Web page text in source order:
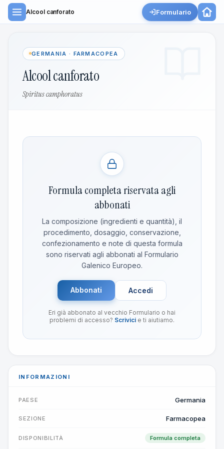
Alcool canforato Formulario
GERMANIA · FARMACOPEA
Alcool canforato
Spiritus camphoratus
Formula completa riservata agli
abbonati
La composizione (ingredienti e quantità), il
procedimento, dosaggio, conservazione,
confezionamento e note di questa formula
sono riservati agli abbonati al Formulario
Galenico Europeo.
Abbonati Accedi
Eri già abbonato al vecchio Formulario o hai
problemi di accesso? Scrivici e ti aiutiamo.
INFORMAZIONI
PAESE Germania
SEZIONE Farmacopea
DISPONIBILITÀ Formula completa